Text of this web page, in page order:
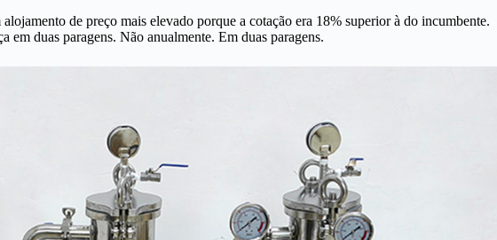
de preço mais elevado porque a cotação era 18% superior à do incumbente.
em duas paragens. Não anualmente. Em duas paragens.